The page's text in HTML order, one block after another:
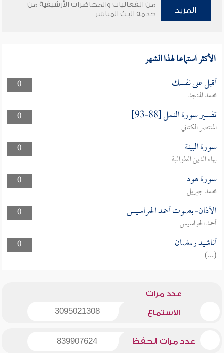
المزيد
من الفعاليات والمحاضرات الأرشيفية من
خدمة البث المباشر
الأكثر استماعا لهذا الشهر
0 أقبل على نفسك
محمد المنجد
0
تفسير سورة النمل [88-93]
المنتصر الكتاني
0
سورة البينة
بهاء الدين الطوالبة
0
سورة هود
محمد جبريل
0
الأذان- بصوت أحمد الحراسيس
أحمد الحراسيس
0
أناشيد رمضان
(...)
عدد مرات
الاستماع 3095021308
عدد مرات الحفظ 839907624